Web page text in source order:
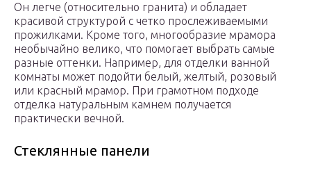
Он легче (относительно гранита) и обладает
красивой структурой с четко прослеживаемыми
прожилками. Кроме того, многообразие мрамора
необычайно велико, что помогает выбрать самые
разные оттенки. Например, для отделки ванной
комнаты может подойти белый, желтый, розовый
или красный мрамор. При грамотном подходе
отделка натуральным камнем получается
практически вечной.
Стеклянные панели